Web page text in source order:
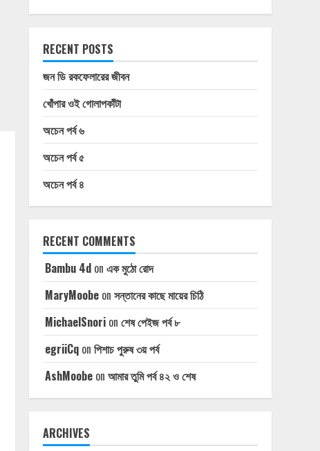
RECENT POSTS
জন ডি রকফেলারের জীবন
খোঁপার ওই গোলাপকাঁটা
অচেন পর্ব ৬
অচেন পর্ব ৫
অচেন পর্ব ৪
RECENT COMMENTS
Bambu 4don এক মুঠো রোদ
MaryMoobeon সন্তানের কাছে মায়ের চিঠি
MichaelSnorion শেষ পেইজ পর্ব ৮
egriiCqon পিশাচ পুরুষ ৩য় পর্ব
AshMoobeon আমার তুমি পর্ব ৪২ ও শেষ
ARCHIVES